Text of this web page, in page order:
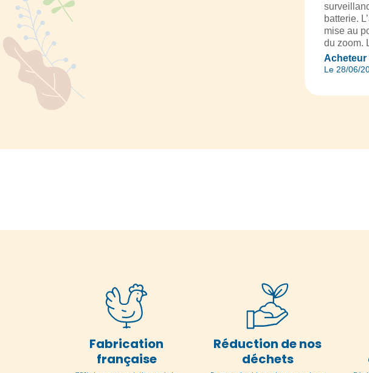
Acheteur
Le 28/06/
batterie.
mise au
du zoom.
Fabrication
française
Réduction de nos
déchets